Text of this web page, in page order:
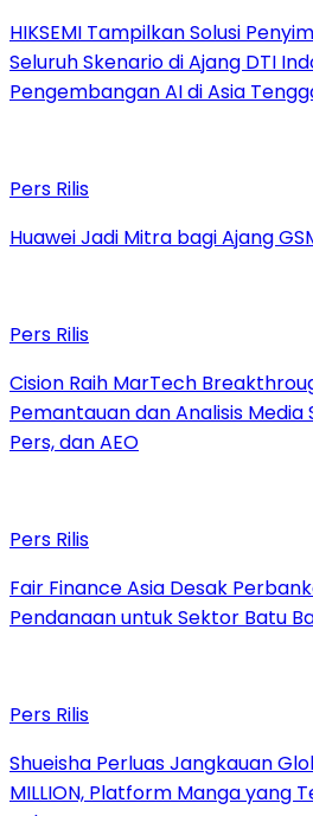
HIKSEMI Tampilkan Solusi
Seluruh Skenario di Ajang DTI
Pengembangan AI di Asia
Pers Rilis
Huawei Jadi Mitra bagi Ajang
Pers Rilis
Cision Raih MarTech
Pemantauan dan Analisis Media
Pers, dan AEO
Pers Rilis
Fair Finance Asia Desak
Pendanaan untuk Sektor Batu
Pers Rilis
Shueisha Perluas Jangkauan
MILLION, Platform Manga yang